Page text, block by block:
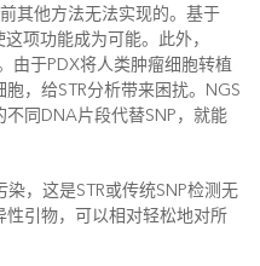
其他方法无法实现的。基于
项功能成为可能。此外，
由于PDX将人类肿瘤细胞转植
，给STR分析带来困扰。NGS
同DNA片段代替SNP，就能
，这是STR或传统SNP检测无
引物，可以相对轻松地对所